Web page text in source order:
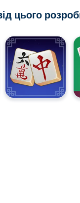
цього